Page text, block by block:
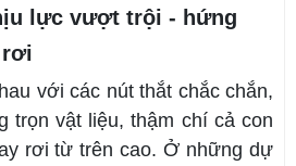
lực vượt trội - hứng
rơi
với các nút thắt chắc chắn,
trọn vật liệu, thậm chí cả con
rơi từ trên cao. Ở những dự